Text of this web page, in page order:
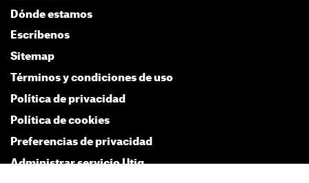
Dónde estamos
Escríbenos
Sitemap
Términos y condiciones de uso
Política de privacidad
Política de cookies
Preferencias de privacidad
Administrar servicio Utiq